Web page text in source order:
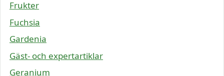
Frukter
Fuchsia
Gardenia
Gäst- och expertartiklar
Geranium